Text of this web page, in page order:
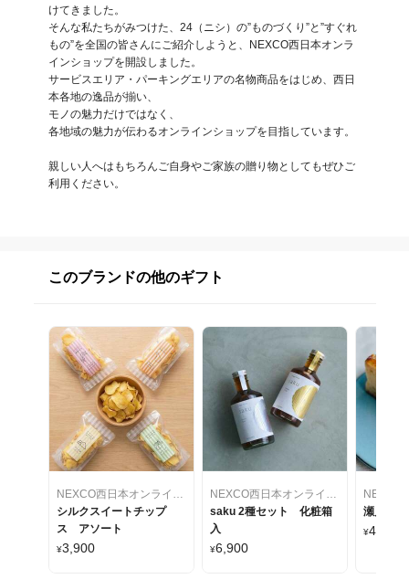
けてきました。
そんな私たちがみつけた、24（ニシ）の”ものづくり”と”すぐれ
もの”を全国の皆さんにご紹介しようと、NEXCO西日本オンラ
インショップを開設しました。
サービスエリア・パーキングエリアの名物商品をはじめ、西日
本各地の逸品が揃い、
モノの魅力だけではなく、
各地域の魅力が伝わるオンラインショップを目指しています。
親しい人へはもちろんご自身やご家族の贈り物としてもぜひご
利用ください。
このブランドの他のギフト
シルクスイートチップ
ス アソート
¥3,900
saku 2種セット 化粧箱
入
¥6,900
瀬戸内
¥4,600